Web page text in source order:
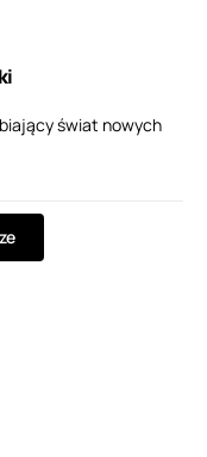
świat nowych